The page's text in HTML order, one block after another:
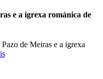
e a igrexa románica de
de Meiras e a igrexa